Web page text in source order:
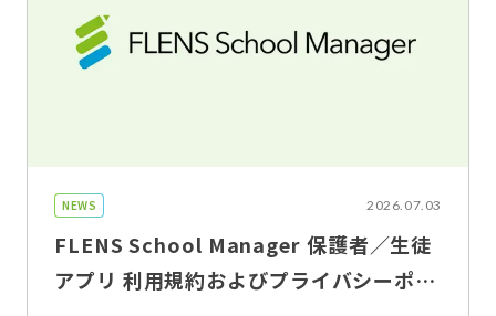
NEWS 2026.07.03
FLENS School Manager 保護者／生徒
アプリ 利用規約およびプライバシーポリ